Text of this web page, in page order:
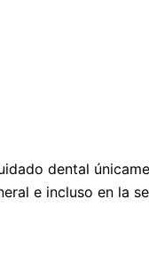
dental
e incluso en la